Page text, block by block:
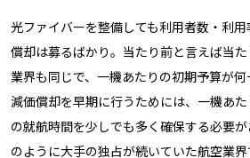
光ファイバーを整備しても利用者数・利
償却は募るばかり。当たり前と言えば当
業界も同じで、一機あたりの初期予算が
減価償却を早期に行うためには、一機あ
の就航時間を少しでも多く確保する必要
のように大手の独占が続いていた航空業